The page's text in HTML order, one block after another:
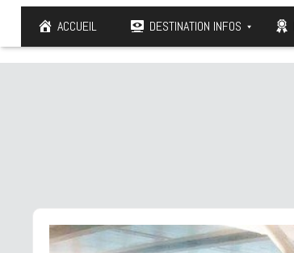
ACCUEIL DESTINATION INFOS